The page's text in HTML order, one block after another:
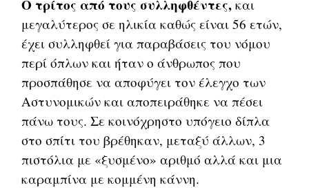
Ο τρίτος από τους συλληφθέντες, και
μεγαλύτερος σε ηλικία καθώς είναι 56 ετών,
έχει συλληφθεί για παραβάσεις του νόμου
περί όπλων και ήταν ο άνθρωπος που
προσπάθησε να αποφύγει τον έλεγχο των
Αστυνομικών και αποπειράθηκε να πέσει
πάνω τους. Σε κοινόχρηστο υπόγειο δίπλα
στο σπίτι του βρέθηκαν, μεταξύ άλλων, 3
πιστόλια με «ξυσμένο» αριθμό αλλά και μια
καραμπίνα με κομμένη κάννη.